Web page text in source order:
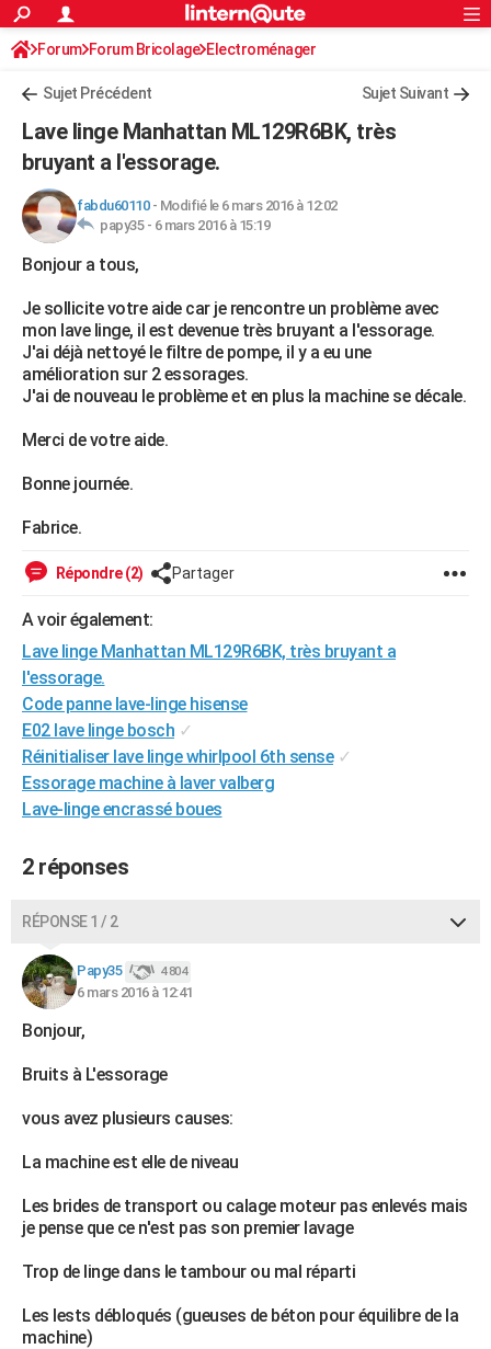
ACTUALITÉS
Politique
Société
Faits Divers
Education
Monde
Villes
+
Programme TV
TNTStreaming
Cinéma
Sorties cinéma
Musique
+FINANCE
Retraite
Impôts
Epargne
Immobilier
Risques naturels par ville
Banque
Assurance
Crédit
AUTO
Essais
Réserver un essai
Citadines
Berlines
SUV
Forum auto
HIGH-TECH
Forum
Aménagement intérieur
Extérieur
Cuisine
Salle de bains
Jardinage
Rangement
WEEK-END
Guides de France
Escapades
Patrimoine
Expositions
Musées
Week-end nature
+LIFESTYLE
VOYAGE
PHOTO
GUIDES D'ACHAT
CARTE DE VOEUX
Carte de Noël
Carte Bonne année
Carte Saint-Valentin
Carte Pâques
Carte d'anniversaire
DICTIONNAIRE
Dictionnaire
Biographies
Citations
Expressions
Proverbes
PROGRAMME TV
COPAINS D'AVANT
S'inscrire
Se connecter
Lycées
Collèges
Primaires
Universités
Entreprises
Service militaire
Avis de recherche
FORUM
Bricolage
Lifestyle
Culture
Sport
Auto
Television
Voyage
Cinema
S'inscrire
Connexion
Forum Forum Bricolage Electroménager
Sujet Précédent Sujet Suivant
Lave linge Manhattan ML129R6BK, très
bruyant a l'essorage.
fabdu60110- Modifié le 6 mars 2016 à 12:02
papy35 - 6 mars 2016 à 15:19
Bonjour a tous,
Je sollicite votre aide car je rencontre un problème avec
mon lave linge, il est devenue très bruyant a l'essorage.
J'ai déjà nettoyé le filtre de pompe, il y a eu une
amélioration sur 2 essorages.
J'ai de nouveau le problème et en plus la machine se décale.
Merci de votre aide.
Bonne journée.
Fabrice.
Répondre (2) Partager
A voir également:
Lave linge Manhattan ML129R6BK, très bruyant a
l'essorage.
Code panne lave-linge hisense
E02 lave linge bosch ✓
Réinitialiser lave linge whirlpool 6th sense ✓
Essorage machine à laver valberg
Lave-linge encrassé boues
2 réponses
RÉPONSE 1 / 2
Papy35 4 804
6 mars 2016 à 12:41
Bonjour,
Bruits à L'essorage
vous avez plusieurs causes:
La machine est elle de niveau
Les brides de transport ou calage moteur pas enlevés mais
je pense que ce n'est pas son premier lavage
Trop de linge dans le tambour ou mal réparti
Les lests débloqués (gueuses de béton pour équilibre de la
machine)